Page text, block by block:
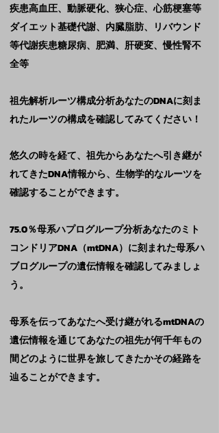
疾患高血圧、動脈硬化、狭心症、心筋梗塞等
ダイエット基礎代謝、内臓脂肪、リバウンド
等代謝疾患糖尿病、肥満、肝硬変、慢性腎不
全等
祖先解析ルーツ構成分析あなたのDNAに刻ま
れたルーツの構成を確認してみてください！
悠久の時を経て、祖先からあなたへ引き継が
れてきたDNA情報から、生物学的なルーツを
確認することができます。
75.0％母系ハプログループ分析あなたのミト
コンドリアDNA（mtDNA）に刻まれた母系ハ
ブログループの遺伝情報を確認してみましょ
う。
母系を伝ってあなたへ受け継がれるmtDNAの
遺伝情報を通じてあなたの祖先が何千年もの
間どのように世界を旅してきたかその経路を
辿ることができます。